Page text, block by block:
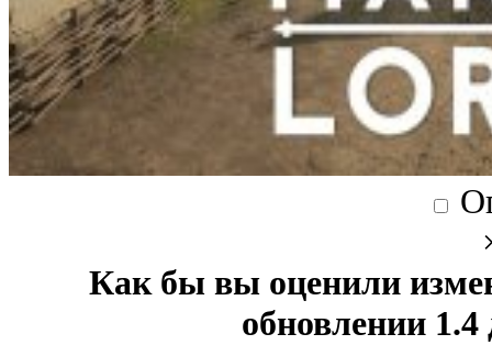
Как бы вы оценили
обновлении